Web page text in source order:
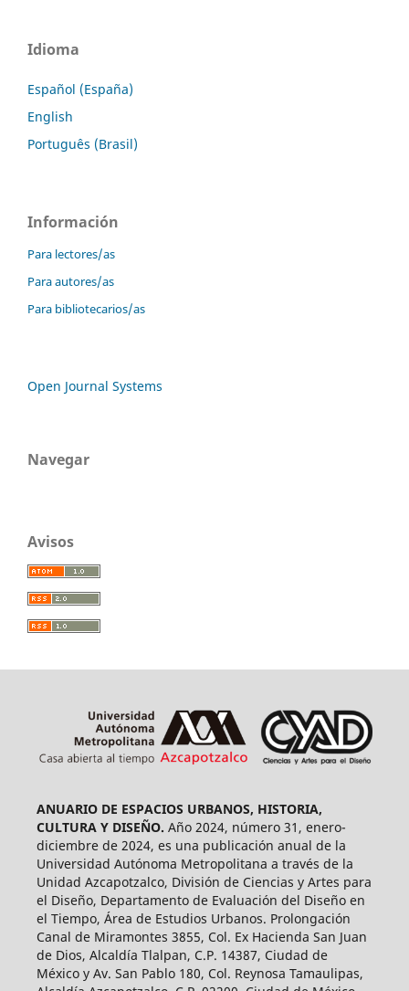
Idioma
Español (España)
English
Português (Brasil)
Información
Para lectores/as
Para autores/as
Para bibliotecarios/as
Open Journal Systems
Navegar
Avisos
ANUARIO DE ESPACIOS URBANOS, HISTORIA,
CULTURA Y DISEÑO. Año 2024, número 31, enero-
diciembre de 2024, es una publicación anual de la
Universidad Autónoma Metropolitana a través de la
Unidad Azcapotzalco, División de Ciencias y Artes para
el Diseño, Departamento de Evaluación del Diseño en
el Tiempo, Área de Estudios Urbanos. Prolongación
Canal de Miramontes 3855, Col. Ex Hacienda San Juan
de Dios, Alcaldía Tlalpan, C.P. 14387, Ciudad de
México y Av. San Pablo 180, Col. Reynosa Tamaulipas,